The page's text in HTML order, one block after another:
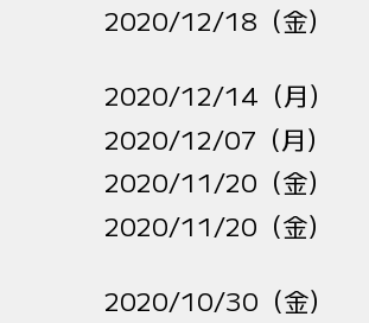
2020/12/18（金）
2020/12/14（月）
2020/12/07（月）
2020/11/20（金）
2020/11/20（金）
2020/10/30（金）